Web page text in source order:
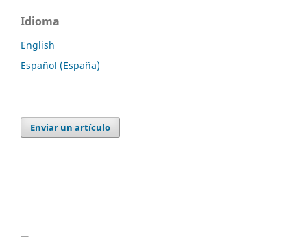
Idioma
English
Español (España)
Enviar un artículo